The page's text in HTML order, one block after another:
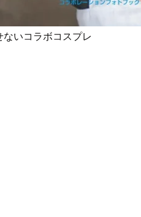
いコラボコスプレ